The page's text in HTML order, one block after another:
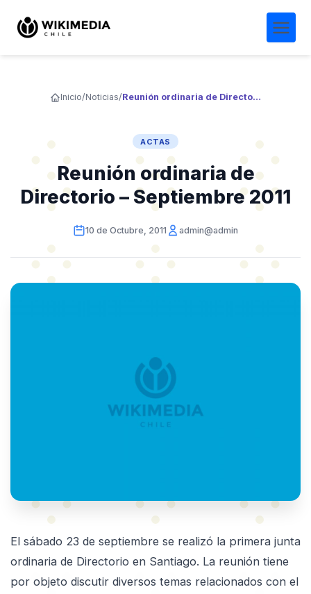
Inicio/Noticias/ Reunión ordinaria de Directorio – Septiembre 2011
ACTAS
Reunión ordinaria de
Directorio – Septiembre 2011
10 de Octubre, 2011 admin@admin
El sábado 23 de septiembre se realizó la primera junta
ordinaria de Directorio en Santiago. La reunión tiene
por objeto discutir diversos temas relacionados con el